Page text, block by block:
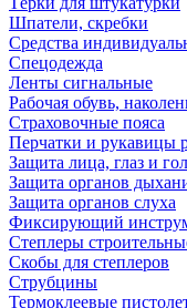
Шпатели, скребки
Средства
Спецодежда
Ленты сигнальные
Рабочая обувь,
Страховочные пояса
Перчатки и рукавицы
Защита лица, глаз и
Защита органов
Защита органов слуха
Фиксирующий
Степлеры
Скобы для степлеров
Струбцины
Термоклеевые